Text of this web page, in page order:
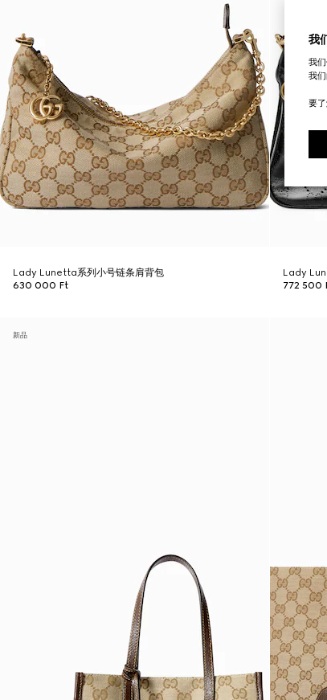
Lady Lunetta系列小号链条肩背包
630 000 Ft
Lady
772 500
新品
我
我
我
要